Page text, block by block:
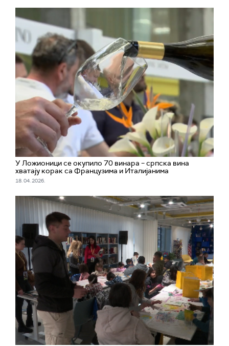
У Ложионици се окупило 70 винара – српска вина
хватају корак са Французима и Италијанима
18. 04. 2026.